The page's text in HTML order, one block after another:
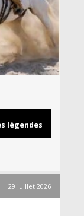
légendes
29 juillet 2026